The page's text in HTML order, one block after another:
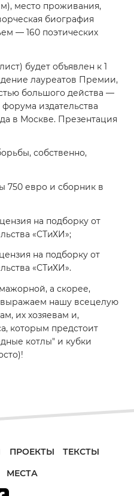
место проживания,
биография
— 160 поэтических
будет объявлен к 1
лауреатов Премии,
большого действа —
издательства
в Москве. Презентация
собственно,
750 евро и сборник в
на подборку от
«СТиХИ»;
на подборку от
«СТиХИ».
а скорее,
нашу всецелую
их хозяевам и,
которым предстоит
котлы" и кубки
ПРОЕКТЫ
ТЕКСТЫ
МЕСТА